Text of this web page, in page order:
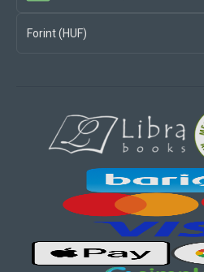
Forint (HUF)